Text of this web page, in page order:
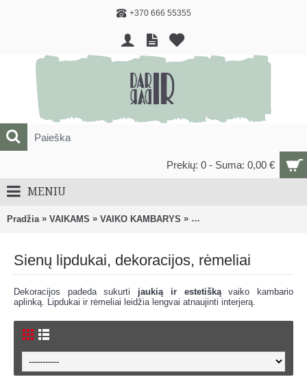
+370 666 55355
Prekių: 0 - Suma: 0,00 €
MENIU
Pradžia » VAIKAMS » VAIKO KAMBARYS » Sienų lipdukai,
Sienų lipdukai, dekoracijos, rėmeliai
Dekoracijos padeda sukurti jaukią ir estetiškąvaiko kambario
aplinką. Lipdukai ir rėmeliai leidžia lengvai atnaujinti interjerą.